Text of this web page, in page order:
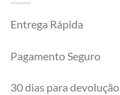
Entrega Rápida
Pagamento Seguro
30 dias para devolução